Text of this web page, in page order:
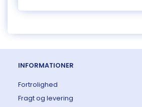
INFORMATIONER
Fortrolighed
Fragt og levering